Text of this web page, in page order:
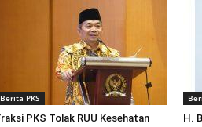
Berita PKS
PKS Tolak RUU Kesehatan
H.